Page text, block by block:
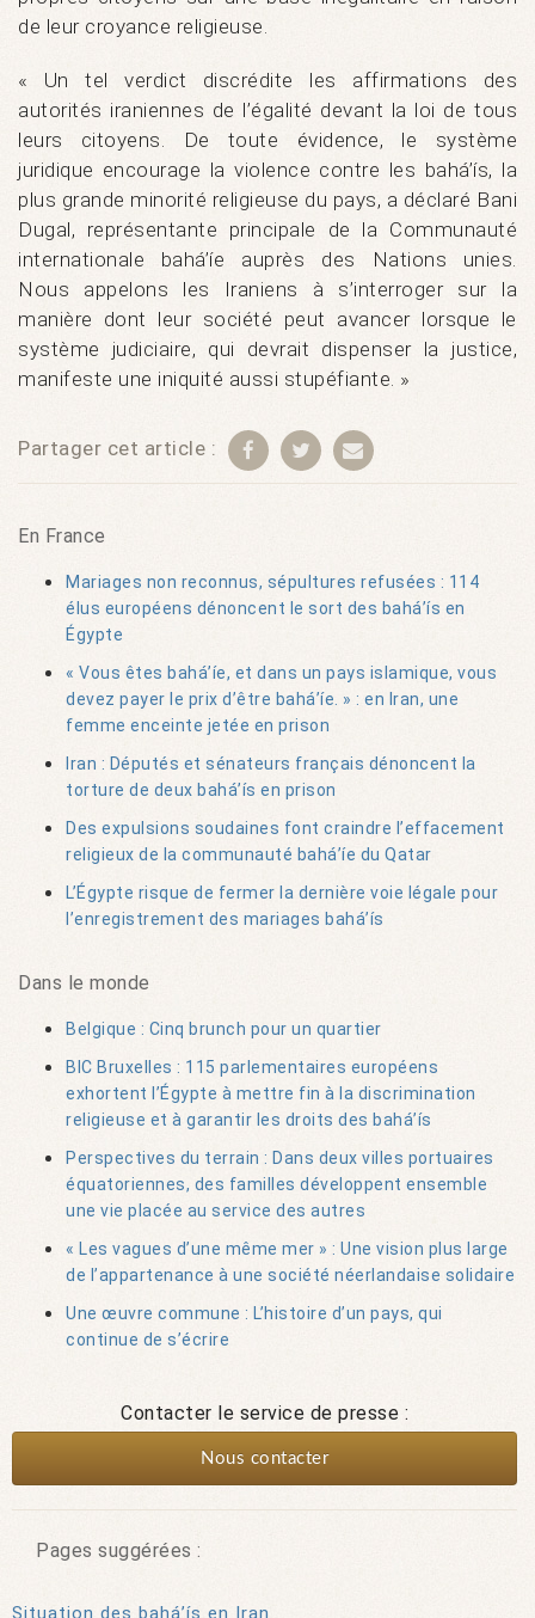
de leur croyance religieuse.
« Un tel verdict discrédite les affirmations des
autorités iraniennes de l’égalité devant la loi de tous
leurs citoyens. De toute évidence, le système
juridique encourage la violence contre les bahá’ís, la
plus grande minorité religieuse du pays, a déclaré Bani
Dugal, représentante principale de la Communauté
internationale bahá’íe auprès des Nations unies.
Nous appelons les Iraniens à s’interroger sur la
manière dont leur société peut avancer lorsque le
système judiciaire, qui devrait dispenser la justice,
manifeste une iniquité aussi stupéfiante. »
Partager cet article :
En France
Mariages non reconnus, sépultures refusées : 114
élus européens dénoncent le sort des bahá’ís en
Égypte
« Vous êtes bahá’íe, et dans un pays islamique, vous
devez payer le prix d’être bahá’íe. » : en Iran, une
femme enceinte jetée en prison
Iran : Députés et sénateurs français dénoncent la
torture de deux bahá’ís en prison
Des expulsions soudaines font craindre l’effacement
religieux de la communauté bahá’íe du Qatar
L’Égypte risque de fermer la dernière voie légale pour
l’enregistrement des mariages bahá’ís
Dans le monde
Belgique : Cinq brunch pour un quartier
BIC Bruxelles : 115 parlementaires européens
exhortent l’Égypte à mettre fin à la discrimination
religieuse et à garantir les droits des bahá’ís
Perspectives du terrain : Dans deux villes portuaires
équatoriennes, des familles développent ensemble
une vie placée au service des autres
« Les vagues d’une même mer » : Une vision plus large
de l’appartenance à une société néerlandaise solidaire
Une œuvre commune : L’histoire d’un pays, qui
continue de s’écrire
Contacter le service de presse :
Nous contacter
Pages suggérées :
Situation des bahá’ís en Iran